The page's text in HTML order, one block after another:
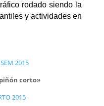
rodado siendo la
y actividades en
2015
corto»
2015